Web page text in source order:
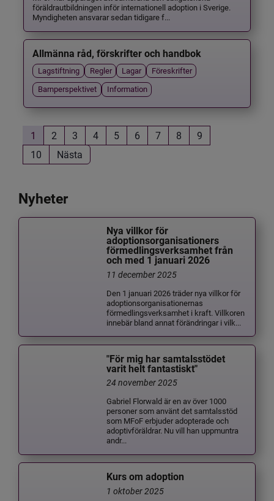
föräldrautbildningen inför internationell adoption i Sverige.
Myndigheten ansvarar sedan tidigare f...
Allmänna råd, förskrifter och handbok
Lagstiftning Regler Lagar
Föreskrifter
Barnperspektivet
Information
1 2 3 4 5 6 7 8
9
10
Nästa
Nyheter
Nya villkor för
adoptionsorganisationers
förmedlingsverksamhet från
och med 1 januari 2026
11 december 2025
Den 1 januari 2026 träder nya villkor för
adoptionsorganisationernas
förmedlingsverksamhet i kraft. Villkoren
innebär bland annat förändringar i vilk...
"För mig har samtalsstödet
varit helt fantastiskt"
24 november 2025
Gabriel Florwald är en av över 1000
personer som använt det samtalsstöd
som MFoF erbjuder adopterade och
adoptivföräldrar. Nu vill han uppmuntra
andr...
Kurs om adoption
1 oktober 2025